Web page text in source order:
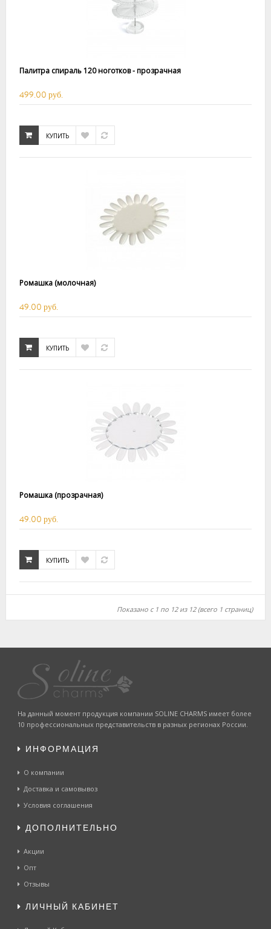
Палитра спираль 120 ноготков - прозрачная
499.00 руб.
КУПИТЬ
Ромашка (молочная)
49.00 руб.
КУПИТЬ
Ромашка (прозрачная)
49.00 руб.
КУПИТЬ
Показано с 1 по 12 из 12 (всего 1 страниц)
На данный момент продукция компании SOLINE CHARMS имеет более
10 профессиональных представительств в разных регионах России.
ИНФОРМАЦИЯ
О компании
Доставка и самовывоз
Условия соглашения
ДОПОЛНИТЕЛЬНО
Акции
Опт
Отзывы
ЛИЧНЫЙ КАБИНЕТ